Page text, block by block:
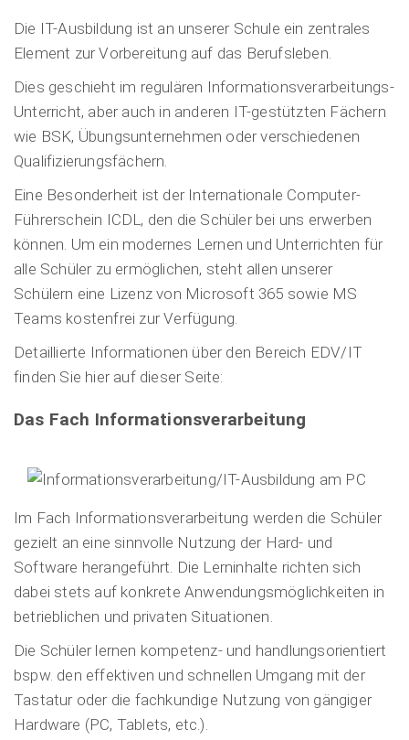
Die IT-Ausbildung ist an unserer Schule ein zentrales
Element zur Vorbereitung auf das Berufsleben.
Dies geschieht im regulären Informationsverarbeitungs-
Unterricht, aber auch in anderen IT-gestützten Fächern
wie BSK, Übungsunternehmen oder verschiedenen
Qualifizierungsfächern.
Eine Besonderheit ist der Internationale Computer-
Führerschein ICDL, den die Schüler bei uns erwerben
können. Um ein modernes Lernen und Unterrichten für
alle Schüler zu ermöglichen, steht allen unserer
Schülern eine Lizenz von Microsoft 365 sowie MS
Teams kostenfrei zur Verfügung.
Detaillierte Informationen über den Bereich EDV/IT
finden Sie hier auf dieser Seite:
Das Fach Informationsverarbeitung
Im Fach Informationsverarbeitung werden die Schüler
gezielt an eine sinnvolle Nutzung der Hard- und
Software herangeführt. Die Lerninhalte richten sich
dabei stets auf konkrete Anwendungsmöglichkeiten in
betrieblichen und privaten Situationen.
Die Schüler lernen kompetenz- und handlungsorientiert
bspw. den effektiven und schnellen Umgang mit der
Tastatur oder die fachkundige Nutzung von gängiger
Hardware (PC, Tablets, etc.).